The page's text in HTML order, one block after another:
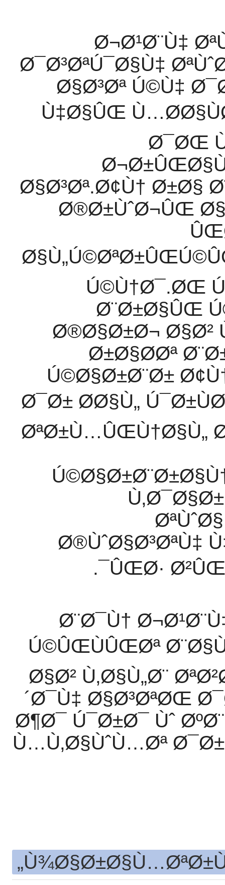
Ø¬Ø¹Ø¨Ù‡
Ø¯Ø³ØªÚ¯Ø§Ù‡
Ø§Ø³Øª Ú©Ù‡
Ù‡Ø§ÛŒ
Ø¯ØŒ
Ø§Ø³Øª.Ø¢Ù† Ø±Ø§
Ø®Ø±ÙˆØ¬ÛŒ
Ú©Ù†Ø¯.ØŒ
Ø¨Ø±Ø§ÛŒ
Ø®Ø§Ø±Ø¬ Ø§Ø²
Ø±Ø§Ø­Øª
Ú©Ø§Ø±Ø¨Ø±
Ø¯Ø± Ø­Ø§Ù„
ØªØ±Ù…ÛŒÙ†Ø§Ù„
Ø®ÙˆØ§Ø³ØªÙ‡
ÛŒØ·
Ø¨Ø¯Ù†
Ú©ÛŒÙÛŒØª
Ø§Ø² Ù‚Ø§Ù„Ø¨
´Ø¯Ù‡ Ø§Ø³ØªØŒ
Ø¶Ø¯ Ú¯Ø±Ø¯ Ùˆ
Ù…Ù‚Ø§ÙˆÙ…Øª